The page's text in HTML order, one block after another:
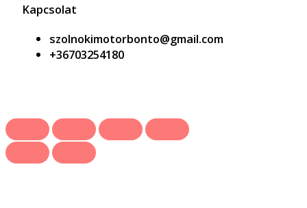
Kapcsolat
szolnokimotorbonto@gmail.com
+36703254180